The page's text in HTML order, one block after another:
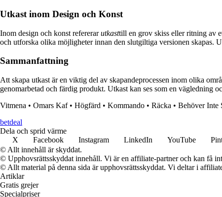
Utkast inom Design och Konst
Inom design och konst refererarutkasttill en grov skiss eller ritning av
och utforska olika möjligheter innan den slutgiltiga versionen skapas.
Sammanfattning
Att skapa utkast är en viktig del av skapandeprocessen inom olika
genomarbetad och färdig produkt. Utkast kan ses som en vägledning
Vitmena • Omars Kaf• Högfärd • Kommando • Räcka • Behöver Inte
betdeal
Dela och sprid värme
X
Facebook Instagram LinkedIn YouTube
© Allt innehåll är skyddat.
© Upphovsrättsskyddat innehåll. Vi är en affiliate-partner och kan få
© Allt material på denna sida är upphovsrättsskyddat. Vi deltar i
Artiklar
Gratis grejer
Specialpriser